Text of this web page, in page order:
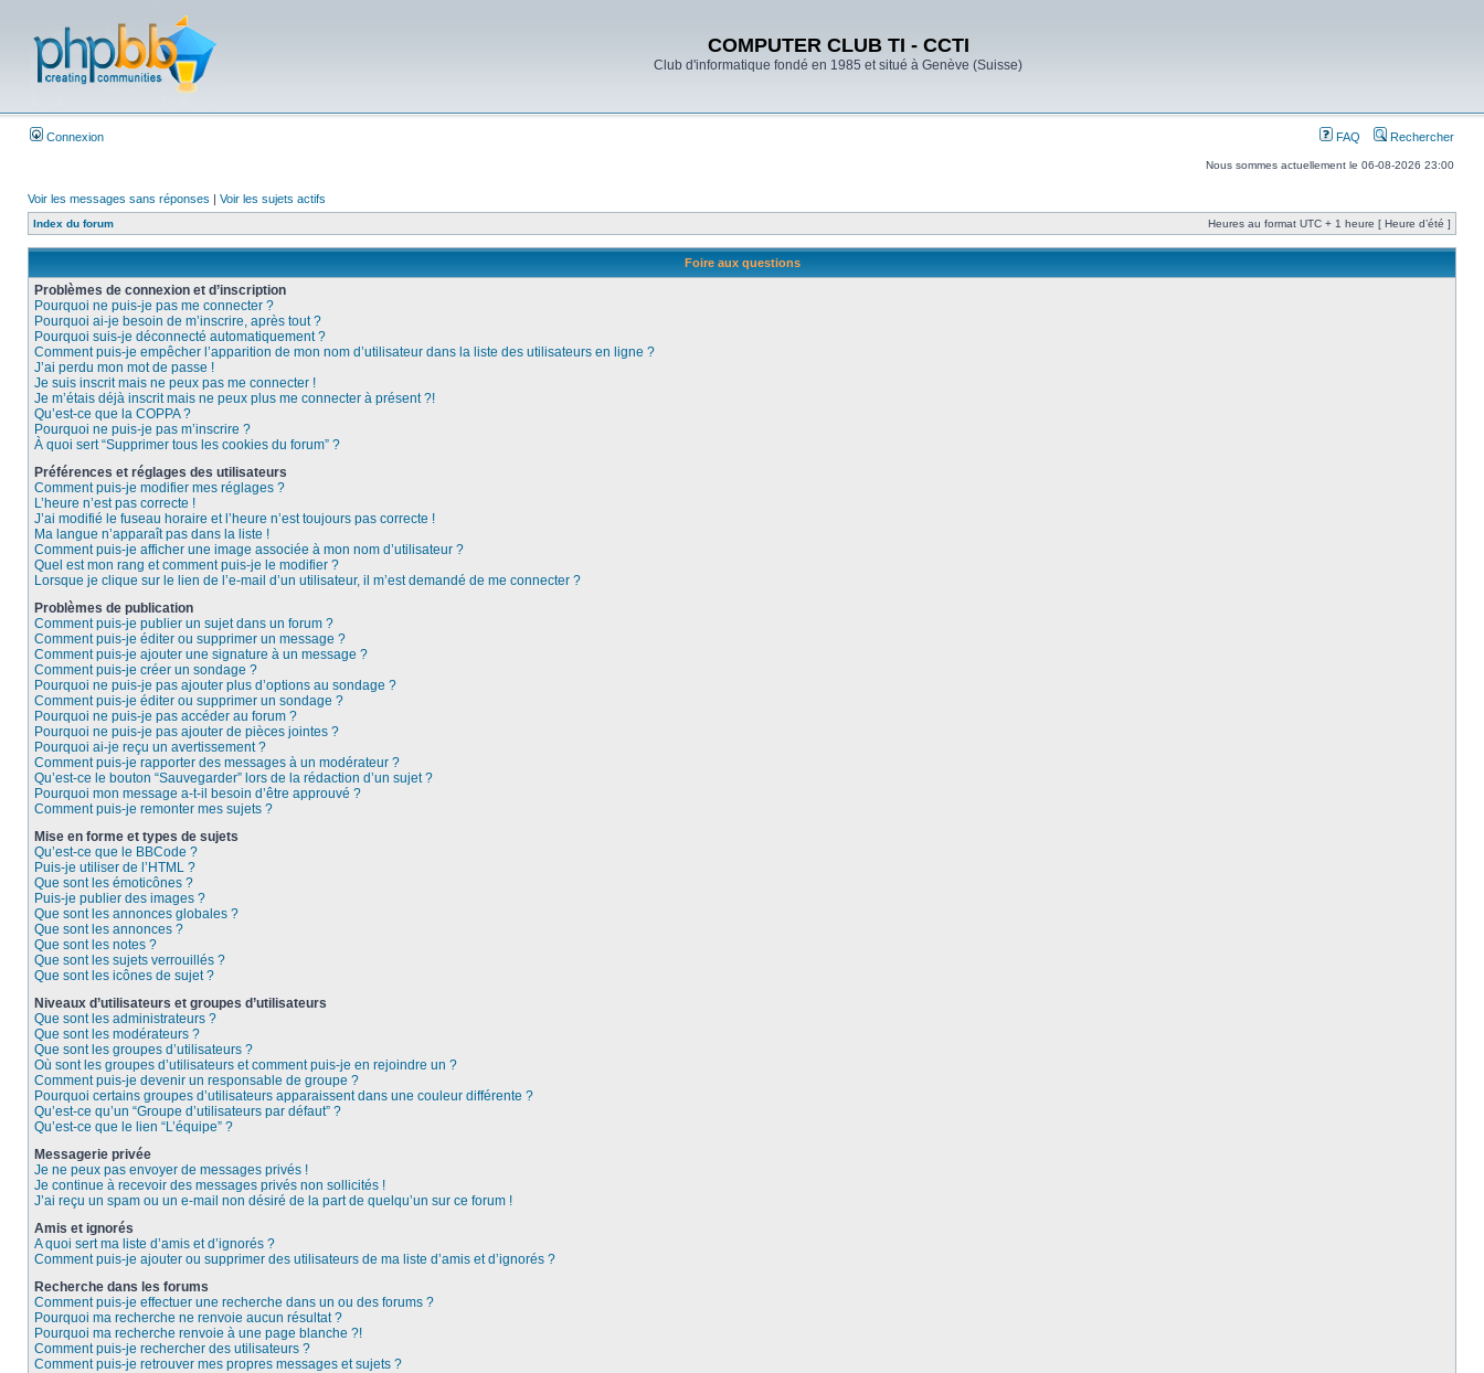
COMPUTER CLUB TI - CCTI
Club d'informatique fondé en 1985 et situé à Genève (Suisse)
Connexion FAQ Rechercher
Nous sommes actuellement le 06-08-2026 23:00
Voir les messages sans réponses | Voir les sujets actifs
Index du forum Heures au format UTC + 1 heure [ Heure d’été ]
Foire aux questions
Problèmes de connexion et d’inscription
Pourquoi ne puis-je pas me connecter ?
Pourquoi ai-je besoin de m’inscrire, après tout ?
Pourquoi suis-je déconnecté automatiquement ?
Comment puis-je empêcher l’apparition de mon nom d’utilisateur dans la liste des utilisateurs en ligne ?
J’ai perdu mon mot de passe !
Je suis inscrit mais ne peux pas me connecter !
Je m’étais déjà inscrit mais ne peux plus me connecter à présent ?!
Qu’est-ce que la COPPA ?
Pourquoi ne puis-je pas m’inscrire ?
À quoi sert “Supprimer tous les cookies du forum” ?
Préférences et réglages des utilisateurs
Comment puis-je modifier mes réglages ?
L’heure n’est pas correcte !
J’ai modifié le fuseau horaire et l’heure n’est toujours pas correcte !
Ma langue n’apparaît pas dans la liste !
Comment puis-je afficher une image associée à mon nom d’utilisateur ?
Quel est mon rang et comment puis-je le modifier ?
Lorsque je clique sur le lien de l’e-mail d’un utilisateur, il m’est demandé de me connecter ?
Problèmes de publication
Comment puis-je publier un sujet dans un forum ?
Comment puis-je éditer ou supprimer un message ?
Comment puis-je ajouter une signature à un message ?
Comment puis-je créer un sondage ?
Pourquoi ne puis-je pas ajouter plus d’options au sondage ?
Comment puis-je éditer ou supprimer un sondage ?
Pourquoi ne puis-je pas accéder au forum ?
Pourquoi ne puis-je pas ajouter de pièces jointes ?
Pourquoi ai-je reçu un avertissement ?
Comment puis-je rapporter des messages à un modérateur ?
Qu’est-ce le bouton “Sauvegarder” lors de la rédaction d’un sujet ?
Pourquoi mon message a-t-il besoin d’être approuvé ?
Comment puis-je remonter mes sujets ?
Mise en forme et types de sujets
Qu’est-ce que le BBCode ?
Puis-je utiliser de l’HTML ?
Que sont les émoticônes ?
Puis-je publier des images ?
Que sont les annonces globales ?
Que sont les annonces ?
Que sont les notes ?
Que sont les sujets verrouillés ?
Que sont les icônes de sujet ?
Niveaux d’utilisateurs et groupes d’utilisateurs
Que sont les administrateurs ?
Que sont les modérateurs ?
Que sont les groupes d’utilisateurs ?
Où sont les groupes d’utilisateurs et comment puis-je en rejoindre un ?
Comment puis-je devenir un responsable de groupe ?
Pourquoi certains groupes d’utilisateurs apparaissent dans une couleur différente ?
Qu’est-ce qu’un “Groupe d’utilisateurs par défaut” ?
Qu’est-ce que le lien “L’équipe” ?
Messagerie privée
Je ne peux pas envoyer de messages privés !
Je continue à recevoir des messages privés non sollicités !
J’ai reçu un spam ou un e-mail non désiré de la part de quelqu’un sur ce forum !
Amis et ignorés
A quoi sert ma liste d’amis et d’ignorés ?
Comment puis-je ajouter ou supprimer des utilisateurs de ma liste d’amis et d’ignorés ?
Recherche dans les forums
Comment puis-je effectuer une recherche dans un ou des forums ?
Pourquoi ma recherche ne renvoie aucun résultat ?
Pourquoi ma recherche renvoie à une page blanche ?!
Comment puis-je rechercher des utilisateurs ?
Comment puis-je retrouver mes propres messages et sujets ?